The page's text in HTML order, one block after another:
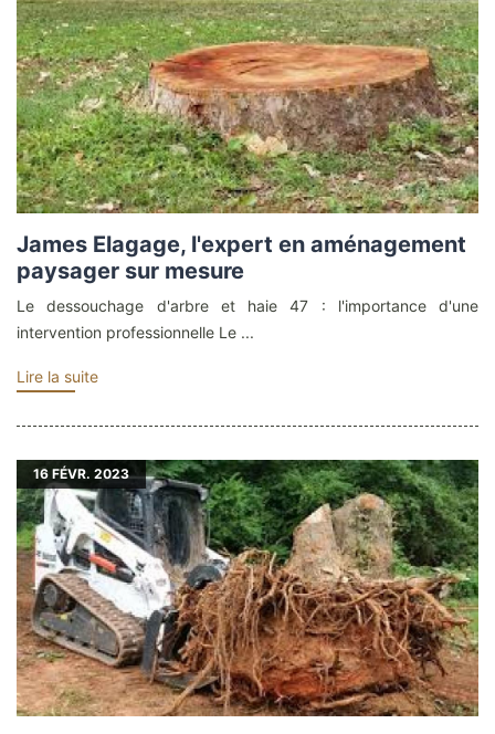
James Elagage, l'expert en aménagement
paysager sur mesure
Le dessouchage d'arbre et haie 47 : l'importance d'une
intervention professionnelle Le ...
Lire la suite
16 FÉVR. 2023